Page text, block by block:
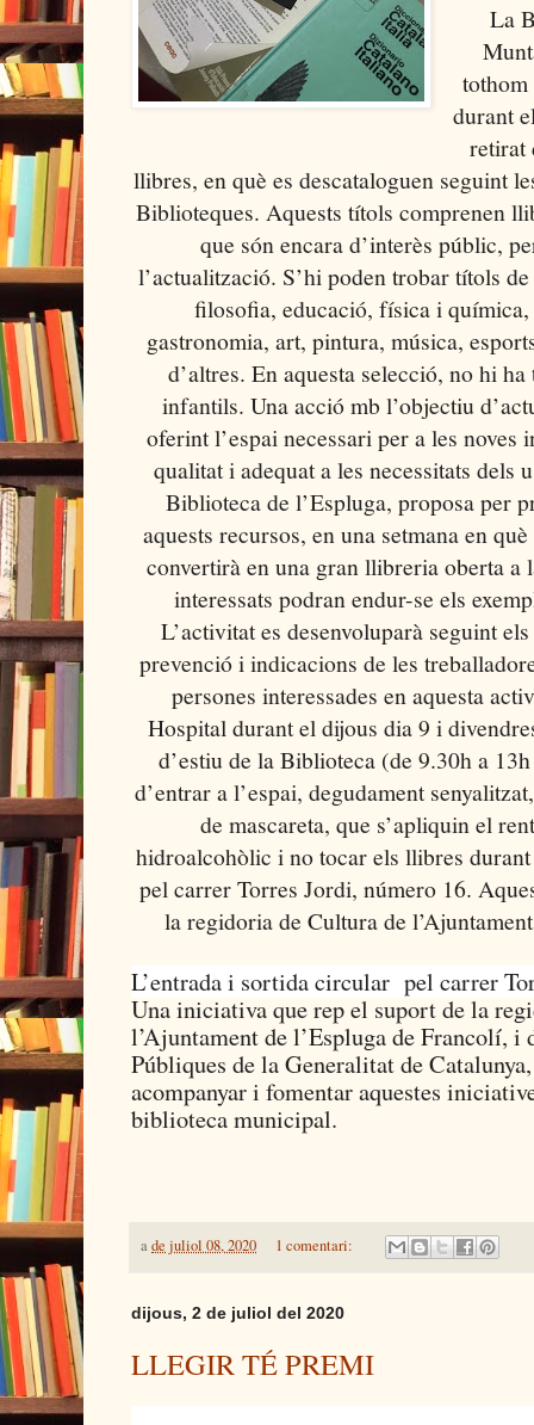
La
tothom
durant
retirat
llibres, en què es descataloguen seguint
Biblioteques. Aquests títols comprenen
que són encara d’interès públic,
l’actualització. S’hi poden trobar títols
filosofia, educació, física i
gastronomia, art, pintura, música,
d’altres. En aquesta selecció, no hi
infantils. Una acció mb l’objectiu
oferint l’espai necessari per a les
qualitat i adequat a les necessitats dels
Biblioteca de l’Espluga, proposa per
aquests recursos, en una setmana en
convertirà en una gran llibreria oberta a
interessats podran endur-se els
L’activitat es desenvoluparà seguint
prevenció i indicacions de les
persones interessades en aquesta
Hospital durant el dijous dia 9 i
d’estiu de la Biblioteca (de 9.30h a
d’entrar a l’espai, degudament
de mascareta, que s’apliquin el
hidroalcohòlic i no tocar els llibres
pel carrer Torres Jordi, número 16.
la regidoria de Cultura de
L’entrada i sortida circular pel carrer
Una iniciativa que rep el suport de la
l’Ajuntament de l’Espluga de Francolí, i
Públiques de la Generalitat de
acompanyar i fomentar aquestes
biblioteca municipal.
ade juliol 08, 2020 1 comentari:
dijous, 2 de juliol del 2020
LLEGIR TÉ PREMI